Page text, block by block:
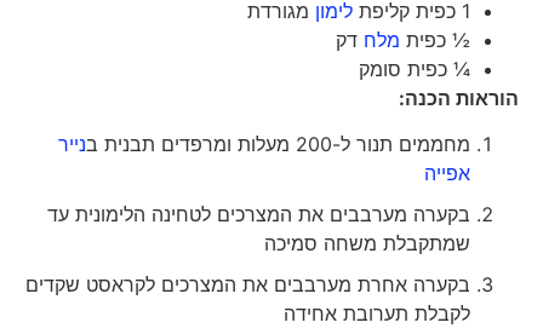
1 כפית קליפת
לימוןמגורדת
½ כפיתמלחדק
¼ כפית סומק
הוראות הכנה:
מחממים תנור ל-200 מעלות ומרפדים תבנית ב
נייר
אפייה
בקערה מערבבים את המצרכים לטחינה הלימונית עד
שמתקבלת משחה סמיכה
בקערה אחרת מערבבים את המצרכים לקראסט שקדים
לקבלת תערובת אחידה